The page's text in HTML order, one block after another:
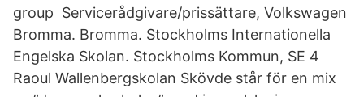
group Servicerådgivare/prissättare, Volkswagen
Bromma. Bromma. Stockholms Internationella
Engelska Skolan. Stockholms Kommun, SE 4
Raoul Wallenbergskolan Skövde står för en mix